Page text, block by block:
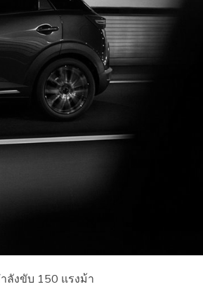
ลังขับ 150 แรงม้า